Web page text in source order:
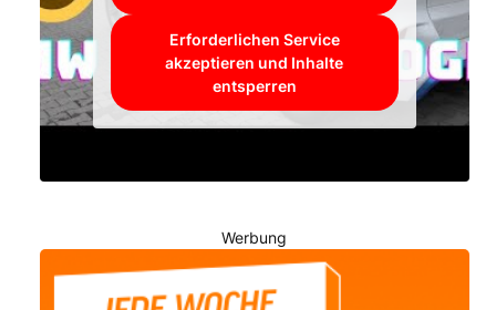
Erforderlichen Service
akzeptieren und Inhalte
entsperren
Werbung